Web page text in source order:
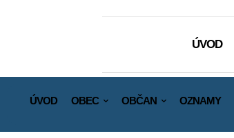
ÚVOD
ÚVOD OBEC OBČAN OZNAMY